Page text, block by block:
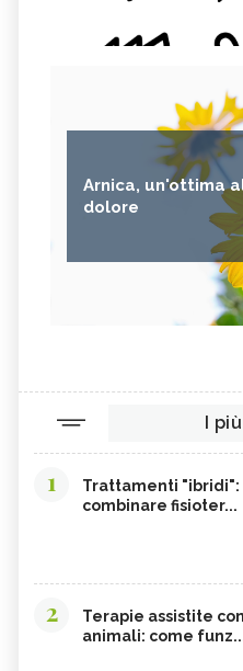
Arnica, un'ottima
dolore
I
1
Trattamenti "ibridi":
combinare fisioter...
2
Terapie assistite con
animali: come